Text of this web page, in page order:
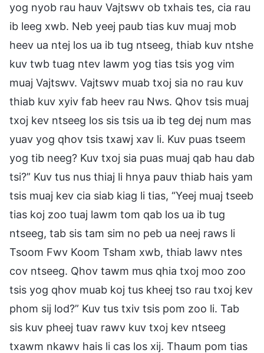
yog nyob rau hauv Vajtswv ob txhais tes, cia rau
ib leeg xwb. Neb yeej paub tias kuv muaj mob
heev ua ntej los ua ib tug ntseeg, thiab kuv ntshe
kuv twb tuag ntev lawm yog tias tsis yog vim
muaj Vajtswv. Vajtswv muab txoj sia no rau kuv
thiab kuv xyiv fab heev rau Nws. Qhov tsis muaj
txoj kev ntseeg los sis tsis ua ib teg dej num mas
yuav yog qhov tsis txawj xav li. Kuv puas tseem
yog tib neeg? Kuv txoj sia puas muaj qab hau dab
tsi?” Kuv tus nus thiaj li hnya pauv thiab hais yam
tsis muaj kev cia siab kiag li tias, “Yeej muaj tseeb
tias koj zoo tuaj lawm tom qab los ua ib tug
ntseeg, tab sis tam sim no peb ua neej raws li
Tsoom Fwv Koom Tsham xwb, thiab lawv ntes
cov ntseeg. Qhov tawm mus qhia txoj moo zoo
tsis yog qhov muab koj tus kheej tso rau txoj kev
phom sij lod?” Kuv tus txiv tsis pom zoo li. Tab
sis kuv pheej tuav rawv kuv txoj kev ntseeg
txawm nkawv hais li cas los xij. Thaum pom tias